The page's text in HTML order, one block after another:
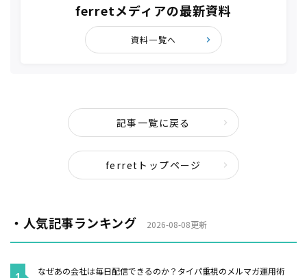
ferretメディアの最新資料
資料一覧へ
記事一覧に戻る
ferretトップページ
・人気記事ランキング 2026-08-08更新
なぜあの会社は毎日配信できるのか？タイパ重視のメルマガ運用術